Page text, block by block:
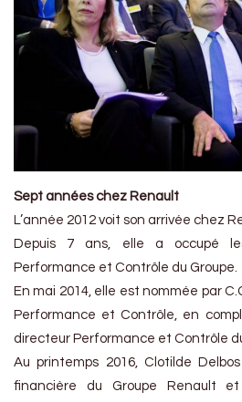
Sept années chez Renault
L’année 2012 voit son arrivée chez
Depuis 7 ans, elle a occupé
Performance et Contrôle du Groupe.
En mai 2014, elle est nommée par
Performance et Contrôle, en
directeur Performance et Contrôle
Au printemps 2016, Clotilde
financière du Groupe Renault